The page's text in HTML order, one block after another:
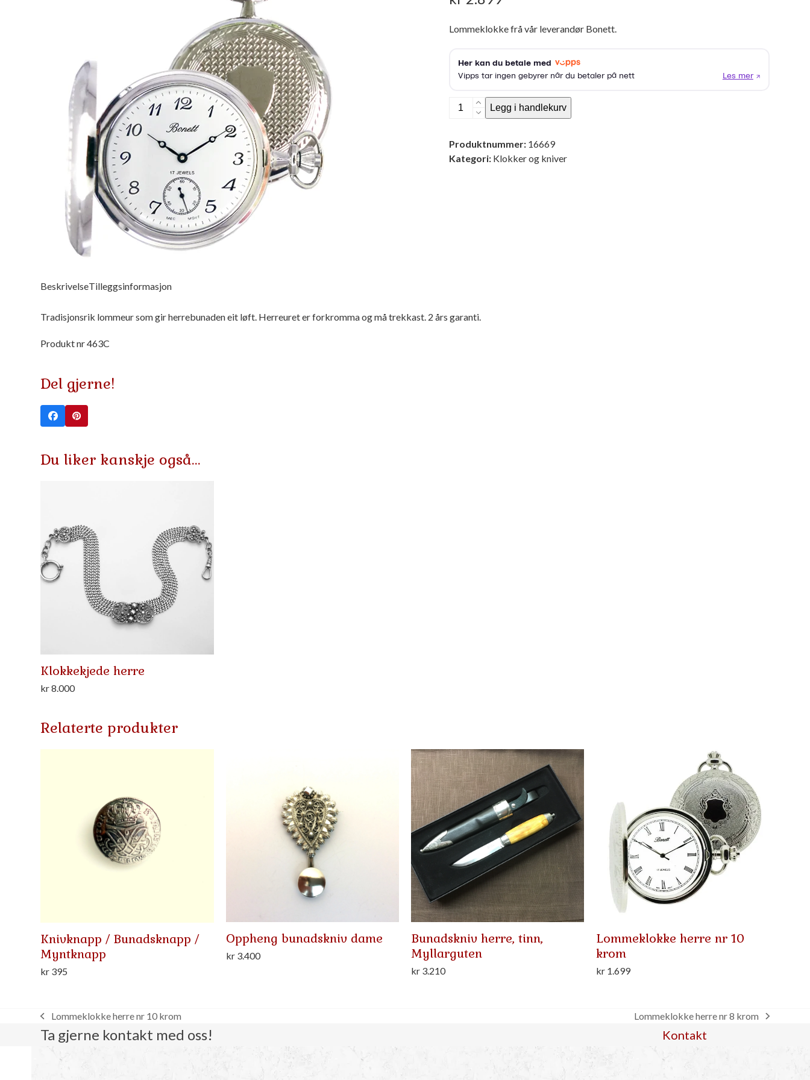
Lommeklokke frå vår leverandør Bonett.
Lommeklokke
11
krom
Legg i handlekurv
Produktnummer: 16669
Kategori: Klokker og kniver
BeskrivelseTilleggsinformasjon
Tradisjonsrik lommeur som gir herrebunaden eit løft. Herreuret er forkromma og må trekkast. 2 års garanti.
Produkt nr 463C
Del gjerne!
Du liker kanskje også…
Klokkekjede herre
kr8.000
Relaterte produkter
Knivknapp / Bunadsknapp /
Myntknapp
kr 395
Oppheng bunadskniv dame
kr3.400
Bunadskniv herre, tinn,
Myllarguten
kr3.210
Lommeklokke herre nr 10
krom
kr 1.699
previous
post:
Lommeklokke herre nr 10 krom
next
Lommeklokke herre nr 8 krom
Ta gjerne kontakt med oss! Kontakt